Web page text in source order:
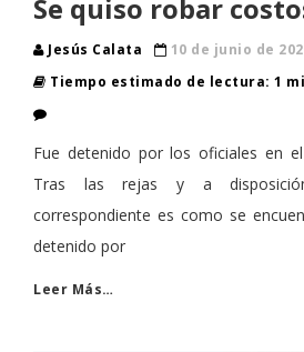
Se quiso robar
Jesús Calata
10 de junio de
Tiempo estimado de lectura: 1
Fue detenido por los oficiales en
Tras las rejas y a
correspondiente es como se
detenido por
Leer Más…